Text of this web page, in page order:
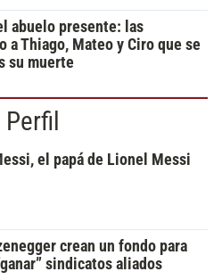
abuelo presente: las
a Thiago, Mateo y Ciro que se
su muerte
el papá de Lionel Messi
crean un fondo para
sindicatos aliados